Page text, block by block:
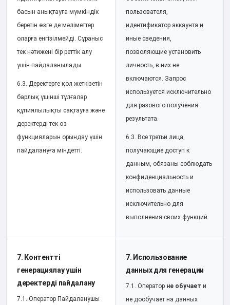
басын анықтауға мүмкіндік
беретін өзге де мәліметтер
оларға енгізілмейді. Сұраныс
тек нәтижені бір реттік алу
үшін пайдаланылады.
6.3. Деректерге қол жеткізетін
барлық үшінші тұлғалар
құпиялылықты сақтауға және
деректерді тек өз
функцияларын орындау үшін
пайдалануға міндетті.
пользователя,
идентификатор аккаунта и
иные сведения,
позволяющие установить
личность, в них не
включаются. Запрос
используется исключительно
для разового получения
результата.
6.3. Все третьи лица,
получающие доступ к
данным, обязаны соблюдать
конфиденциальность и
использовать данные
исключительно для
выполнения своих функций.
7. Контентті
генерациялау үшін
деректерді пайдалану
7.1. Оператор Пайдаланушы
7. Использование
данных для генерации
7.1. Оператор не обучает и
не дообучает на данных